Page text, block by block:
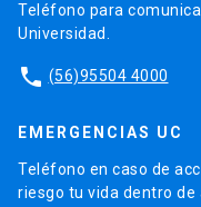
Teléfono para
Universidad.
phone (56)95504 4000
EMERGENCIAS UC
Teléfono en caso de
riesgo tu vida dentro de